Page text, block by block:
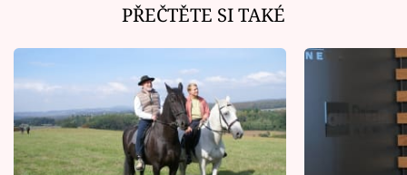
PŘEČTĚTE SI TAKÉ